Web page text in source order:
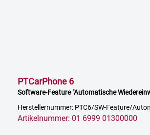
PTCarPhone 6
Software-Feature "Automatische
Herstellernummer: PTC6/SW-Feature/
Artikelnummer: 01 6999 01300000